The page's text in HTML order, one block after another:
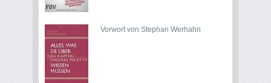
Vorwort von Stephan Werhahn